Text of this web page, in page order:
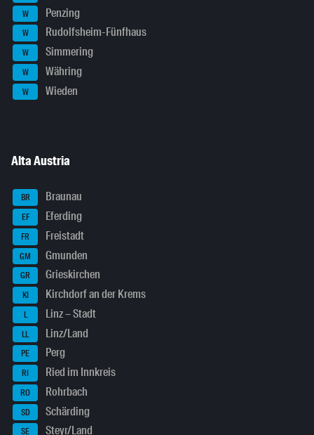
W Penzing
W Rudolfsheim-Fünfhaus
W Simmering
W Währing
W Wieden
Alta Austria
BR Braunau
EF Eferding
FR Freistadt
GM Gmunden
GR Grieskirchen
KI Kirchdorf an der Krems
L Linz – Stadt
LL Linz/Land
PE Perg
RI Ried im Innkreis
RO Rohrbach
SD Schärding
SE Steyr/Land